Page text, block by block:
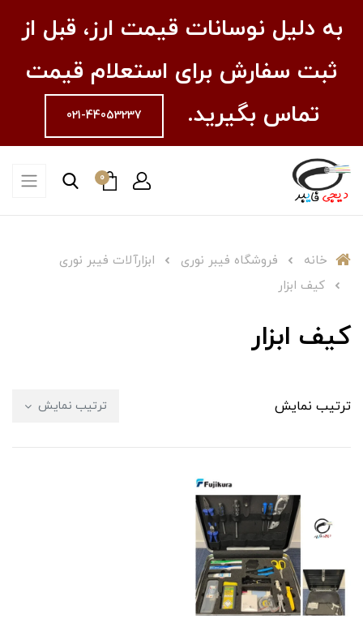
به دلیل نوسانات قیمت ارز، قبل از
ثبت سفارش برای استعلام قیمت
تماس بگیرید.
021-44053237
0
خانه فروشگاه فیبر نوری
ابزارآلات فیبر نوری
کیف ابزار
کیف ابزار
ترتیب نمایش ترتیب نمایش